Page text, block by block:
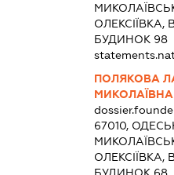
ОЛЕКСІЇВКА,
БУДИНОК 98
ПОЛЯКОВА
МИКОЛАЇВНА
67010,
ОЛЕКСІЇВКА,